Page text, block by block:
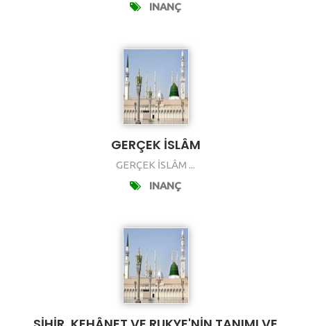
INANÇ
GERÇEK İSLÂM
GERÇEK İSLÂM ...
INANÇ